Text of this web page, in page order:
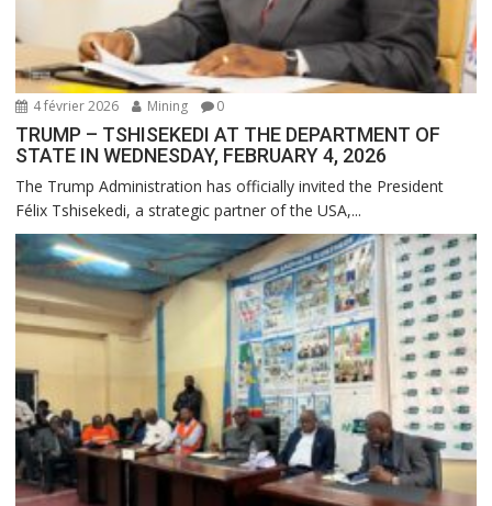
4 février 2026 Mining 0
TRUMP – TSHISEKEDI AT THE DEPARTMENT OF
STATE IN WEDNESDAY, FEBRUARY 4, 2026
The Trump Administration has officially invited the President
Félix Tshisekedi, a strategic partner of the USA,...